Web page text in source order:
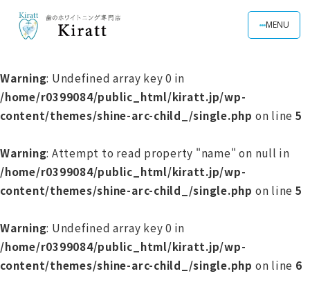
MENU
Warning: Undefined array key 0 in
/home/r0399084/public_html/kiratt.jp/wp-
content/themes/shine-arc-child_/single.php on line 5
Warning: Attempt to read property "name" on null in
/home/r0399084/public_html/kiratt.jp/wp-
content/themes/shine-arc-child_/single.php on line 5
Warning: Undefined array key 0 in
/home/r0399084/public_html/kiratt.jp/wp-
content/themes/shine-arc-child_/single.php on line 6